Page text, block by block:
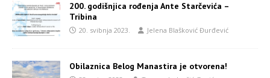
200. godišnjica rođenja Ante Starčevića –
Tribina
20. svibnja 2023. Jelena Blašković Đurđević
Obilaznica Belog Manastira je otvorena!